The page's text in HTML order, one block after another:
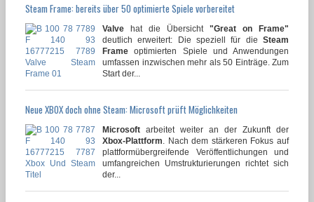
Steam Frame: bereits über 50 optimierte Spiele vorbereitet
Valve hat die Übersicht "Great on Frame"
deutlich erweitert: Die speziell für die Steam
Frame optimierten Spiele und Anwendungen
umfassen inzwischen mehr als 50 Einträge. Zum
Start der...
Neue XBOX doch ohne Steam: Microsoft prüft Möglichkeiten
Microsoft arbeitet weiter an der Zukunft der
Xbox-Plattform . Nach dem stärkeren Fokus auf
plattformübergreifende Veröffentlichungen und
umfangreichen Umstrukturierungen richtet sich
der...